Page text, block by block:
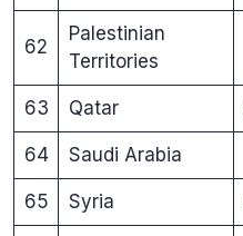
62
Palestinian
Territories
63 Qatar
64 Saudi Arabia
65 Syria